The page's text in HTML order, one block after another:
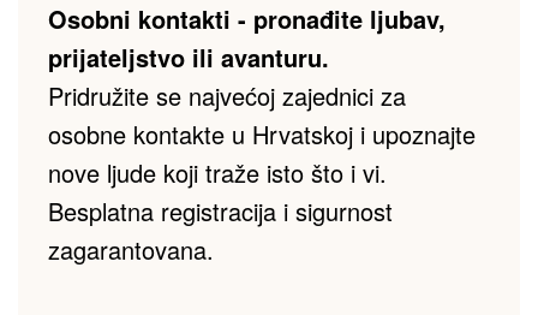
Osobni kontakti - pronađite ljubav,
prijateljstvo ili avanturu.
Pridružite se najvećoj zajednici za
osobne kontakte u Hrvatskoj i upoznajte
nove ljude koji traže isto što i vi.
Besplatna registracija i sigurnost
zagarantovana.